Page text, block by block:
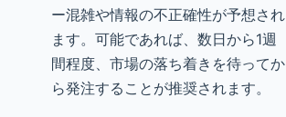
ー混雑や情報の不正確性が予想され
ます。可能であれば、数日から1週
間程度、市場の落ち着きを待ってか
ら発注することが推奨されます。